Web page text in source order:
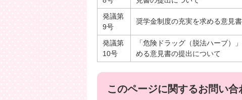
発議第
9号
奨学金制度の充実を求める意見
発議第
10号
「危険ドラッグ（脱法ハーブ）
める意見書の提出について
このページに関するお問い合